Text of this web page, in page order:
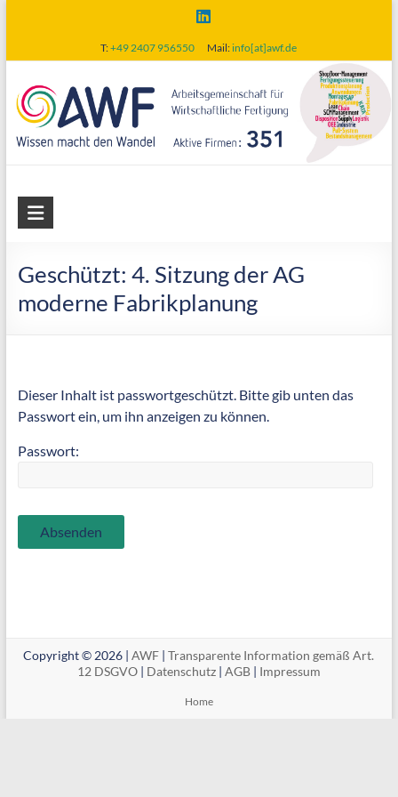
content
T:+49 2407 956550 Mail:info[at]awf.de
AWF
wirtschaftliche
Fertigung
Geschützt: 4. Sitzung der AG
moderne Fabrikplanung
Dieser Inhalt ist passwortgeschützt. Bitte gib unten das
Passwort ein, um ihn anzeigen zu können.
Passwort:
Copyright © 2026 |AWF |Transparente Information gemäß Art.
12 DSGVO| Datenschutz| AGB| Impressum
Home